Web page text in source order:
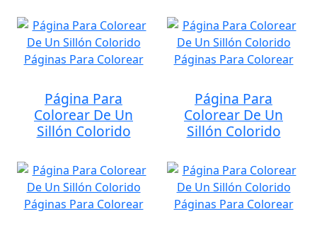
Página Para
Colorear De Un
Sillón Colorido
Página Para
Colorear De Un
Sillón Colorido